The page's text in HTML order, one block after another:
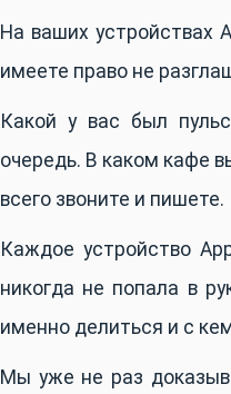
На ваших устройствах
имеете право не
Какой у вас был
очередь. В каком кафе
всего звоните и пишете.
Каждое устройство
никогда не попала в
именно делиться и с
Мы уже не раз